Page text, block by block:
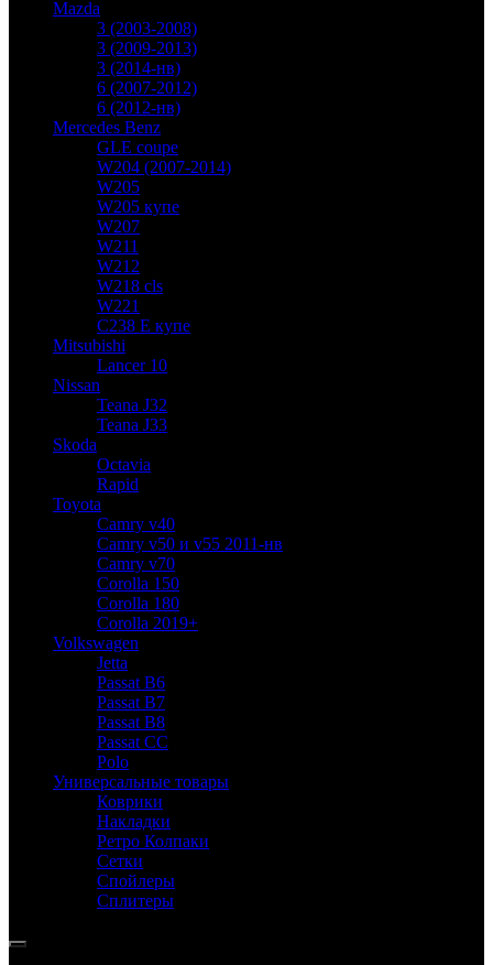
Mazda
3 (2003-2008)
3 (2009-2013)
3 (2014-нв)
6 (2007-2012)
6 (2012-нв)
Mercedes Benz
GLE coupe
W204 (2007-2014)
W205
W205 купе
W207
W211
W212
W218 cls
W221
C238 E купе
Mitsubishi
Lancer 10
Nissan
Teana J32
Teana J33
Skoda
Octavia
Rapid
Toyota
Camry v40
Camry v50 и v55 2011-нв
Camry v70
Corolla 150
Corolla 180
Corolla 2019+
Volkswagen
Jetta
Passat B6
Passat B7
Passat B8
Passat CC
Polo
Универсальные товары
Коврики
Накладки
Ретро Колпаки
Сетки
Спойлеры
Сплитеры